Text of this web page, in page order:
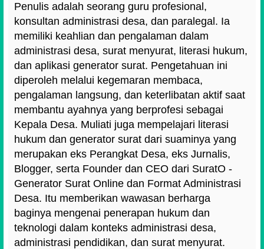
Penulis adalah seorang guru profesional,
konsultan administrasi desa, dan paralegal. Ia
memiliki keahlian dan pengalaman dalam
administrasi desa, surat menyurat, literasi hukum,
dan aplikasi generator surat. Pengetahuan ini
diperoleh melalui kegemaran membaca,
pengalaman langsung, dan keterlibatan aktif saat
membantu ayahnya yang berprofesi sebagai
Kepala Desa. Muliati juga mempelajari literasi
hukum dan generator surat dari suaminya yang
merupakan eks Perangkat Desa, eks Jurnalis,
Blogger, serta Founder dan CEO dari SuratO -
Generator Surat Online dan Format Administrasi
Desa. Itu memberikan wawasan berharga
baginya mengenai penerapan hukum dan
teknologi dalam konteks administrasi desa,
administrasi pendidikan, dan surat menyurat.